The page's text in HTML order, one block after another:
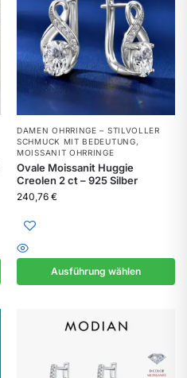
DAMEN OHRRINGE – STILVOLLER
SCHMUCK MIT BEDEUTUNG,
MOISSANIT OHRRINGE
Ovale Moissanit Huggie
Creolen 2 ct – 925 Silber
240,76 €
Ausführung wählen